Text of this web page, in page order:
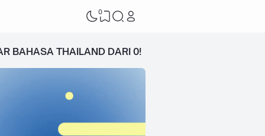
0
BAHASA THAILAND DARI 0!